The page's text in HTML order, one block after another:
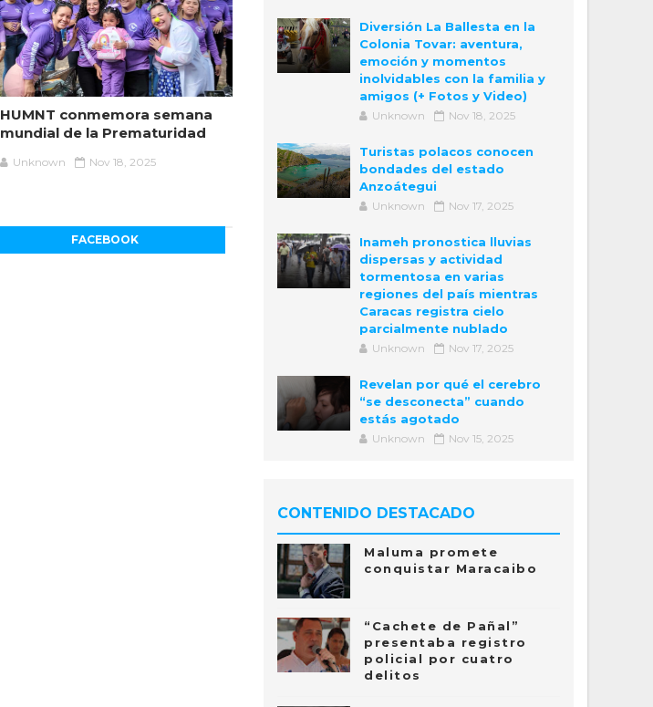
HUMNT conmemora semana
mundial de la Prematuridad
Unknown Nov 18, 2025
FACEBOOK
Diversión La Ballesta en la
Colonia Tovar: aventura,
emoción y momentos
inolvidables con la familia y
amigos (+ Fotos y Video)
Unknown Nov 18, 2025
Turistas polacos conocen
bondades del estado
Anzoátegui
Unknown Nov 17, 2025
Inameh pronostica lluvias
dispersas y actividad
tormentosa en varias
regiones del país mientras
Caracas registra cielo
parcialmente nublado
Unknown Nov 17, 2025
Revelan por qué el cerebro
“se desconecta” cuando
estás agotado
Unknown Nov 15, 2025
CONTENIDO DESTACADO
Maluma promete
conquistar Maracaibo
“Cachete de Pañal”
presentaba registro
policial por cuatro
delitos